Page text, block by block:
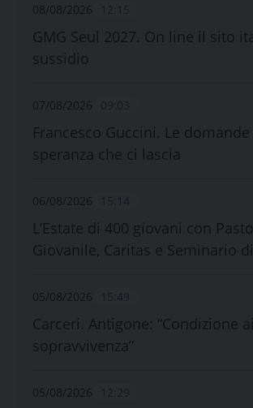
08/08/2026
GMG Seul 2027. On line il sito
sussidio
07/08/2026
Francesco Guccini. Le domande
speranza che ci lascia
06/08/2026
L’Estate di 400 giovani con
Giovanile, Caritas e Seminario
05/08/2026
Carceri. Antigone: “Condizione
sopravvivenza”
05/08/2026